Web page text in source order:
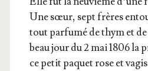
Une sœur, sept frères
tout par­fu­mé de thym et
beau jour du 2 mai 1806 la
ce petit paquet rose et